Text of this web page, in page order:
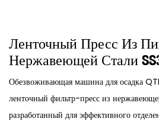
Ленточный Пресс Из
Нержавеющей Стали
Обезвоживающая машина для осадка
ленточный фильтр-пресс из
разработанный для эффективного